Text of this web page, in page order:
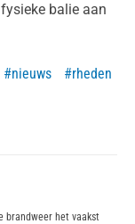
balie aan
nieuws
rheden
brandweer het vaakst